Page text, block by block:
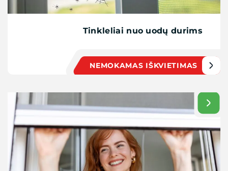
Tinkleliai nuo uodų durims
NEMOKAMAS IŠKVIETIMAS